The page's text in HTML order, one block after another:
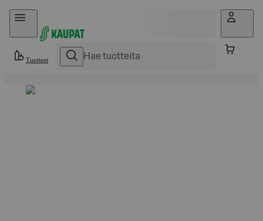
Hyppää sisältöön
Tuotteet